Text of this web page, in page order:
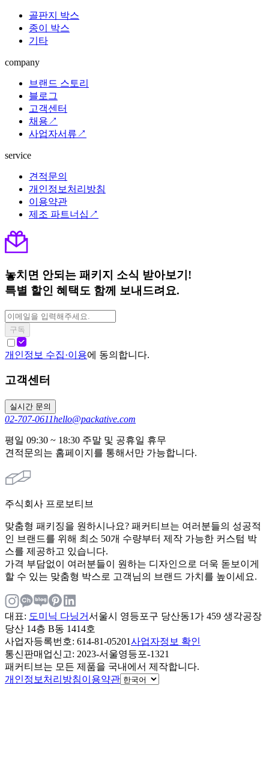
골판지 박스
종이 박스
기타
company
브랜드 스토리
블로그
고객센터
채용↗
사업자서류↗
service
견적문의
개인정보처리방침
이용약관
제조 파트너십↗
놓치면 안되는 패키지 소식 받아보기!
특별 할인 혜택도 함께 보내드려요.
구독
개인정보 수집·이용에 동의합니다.
고객센터
실시간 문의
02-707-0611hello@packative.com
평일 09:30 ~ 18:30 주말 및 공휴일 휴무
견적문의는 홈페이지를 통해서만 가능합니다.
주식회사 프로보티브
맞춤형 패키징을 원하시나요? 패커티브는 여러분들의 성공적
인 브랜드를 위해 최소 50개 수량부터 제작 가능한 커스텀 박
스를 제공하고 있습니다.
가격 부담없이 여러분들이 원하는 디자인으로 더욱 돋보이게
할 수 있는 맞춤형 박스로 고객님의 브랜드 가치를 높이세요.
대표: 도미닉 다닝거서울시 영등포구 당산동1가 459 생각공장
당산 14층 B동 1414호
사업자등록번호: 614-81-05201사업자정보 확인
통신판매업신고: 2023-서울영등포-1321
패커티브는 모든 제품을 국내에서 제작합니다.
개인정보처리방침이용약관